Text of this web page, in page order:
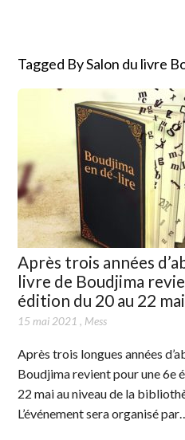
Tagged By Salon du livre
Après trois années
livre de Boudjima
édition du 20 au 22 mai
15 mai 2021 , Mess
Après trois longues années
Boudjima revient pour une 6e
22 mai au niveau de la
L’événement sera organisé